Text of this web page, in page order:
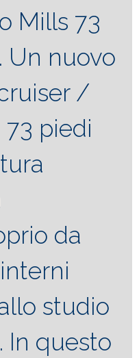
Mills 73
Un nuovo
/
73 piedi
da
studio
In questo